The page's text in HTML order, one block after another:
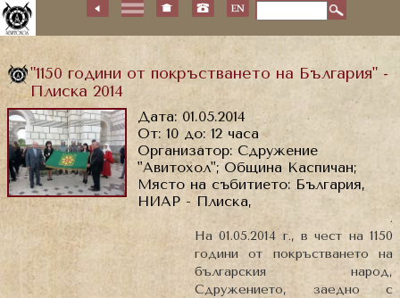
"1150 години от покръстването на България" -
Плиска 2014
Дата: 01.05.2014
От: 10 до: 12 часа
Организатор: Сдружение
"Авитохол"; Община Каспичан;
Място на събитието: България,
НИАР - Плиска,
.
На 01.05.2014 г., в чест на 1150
години от покръстването на
българския народ,
Сдружението, заедно с